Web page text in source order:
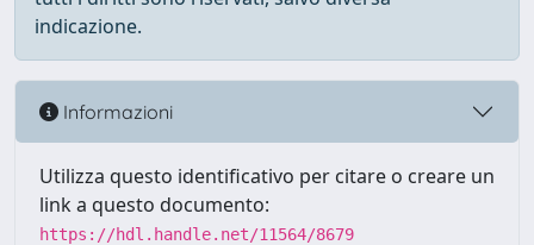
indicazione.
Informazioni
Utilizza questo identificativo per citare o creare un
link a questo documento:
https://hdl.handle.net/11564/8679